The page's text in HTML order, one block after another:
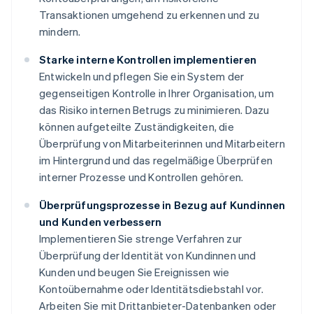
Transaktionen umgehend zu erkennen und zu
mindern.
Starke interne Kontrollen implementieren
Entwickeln und pflegen Sie ein System der
gegenseitigen Kontrolle in Ihrer Organisation, um
das Risiko internen Betrugs zu minimieren. Dazu
können aufgeteilte Zuständigkeiten, die
Überprüfung von Mitarbeiterinnen und Mitarbeitern
im Hintergrund und das regelmäßige Überprüfen
interner Prozesse und Kontrollen gehören.
Überprüfungsprozesse in Bezug auf Kundinnen
und Kunden verbessern
Implementieren Sie strenge Verfahren zur
Überprüfung der Identität von Kundinnen und
Kunden und beugen Sie Ereignissen wie
Kontoübernahme oder Identitätsdiebstahl vor.
Arbeiten Sie mit Drittanbieter-Datenbanken oder